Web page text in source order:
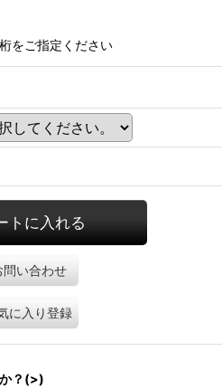
をご指定ください
トに入れる
問い合わせ
に入り登録
？(>)